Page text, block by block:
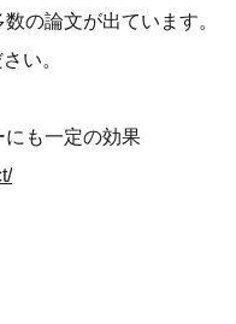
の論文が出ています。
い。
にも一定の効果